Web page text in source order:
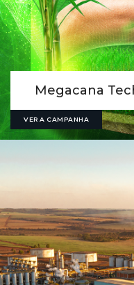
Megacana
VER A CAMPANHA